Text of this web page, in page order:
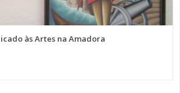
às Artes na Amadora